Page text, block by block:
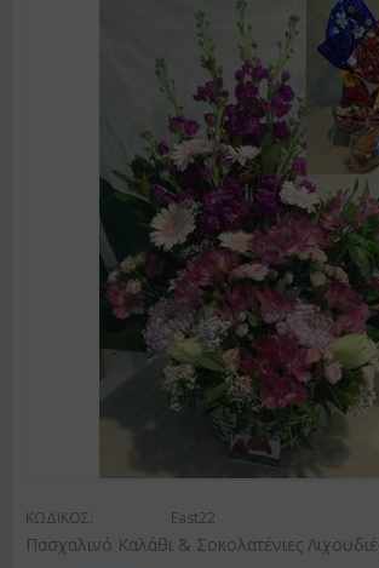
ΚΩΔΙΚΟΣ: East22
Πασχαλινό Καλάθι & Σοκολατένιες